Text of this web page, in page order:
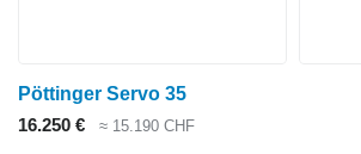
Pöttinger Servo 35
16.250 €
≈ 15.190 CHF